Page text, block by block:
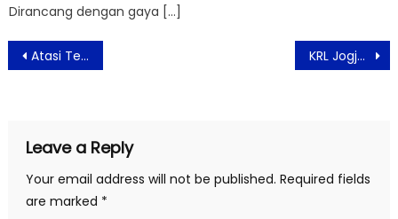
Dirancang dengan gaya […]
Post
navigation
Atasi Tekanan Darah Rendah Tanpa Obat KRL Jogja – Solo Telah Diinspeksi Terlebih Dahulu Sebelum Diresmikan
Leave a Reply
Your email address will not be published. Required fields
are marked *